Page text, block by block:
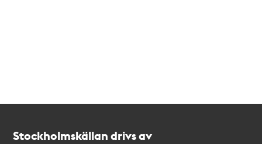
Stockholmskällan drivs av